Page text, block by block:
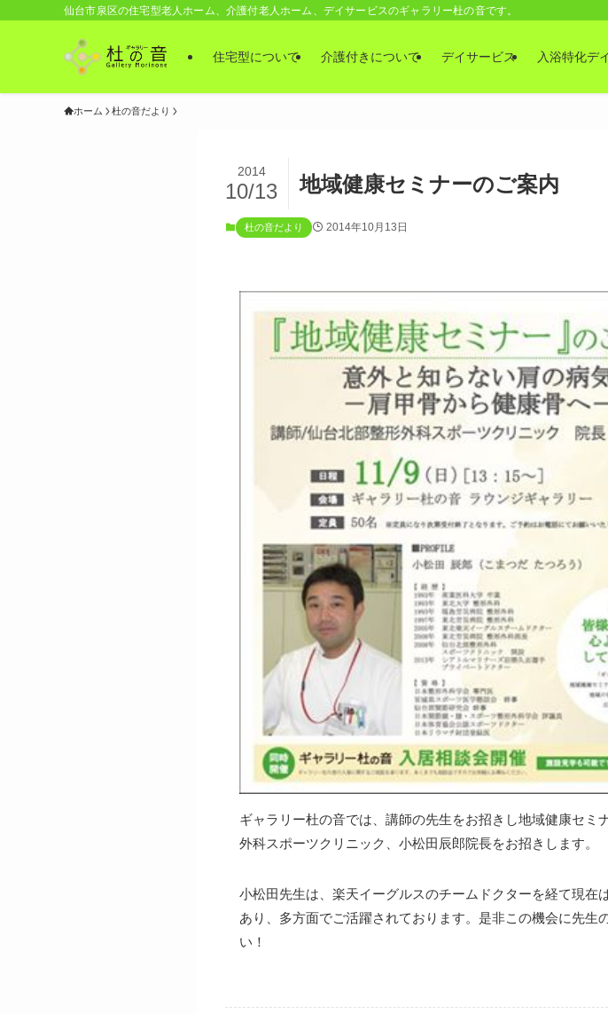
仙台市泉区の住宅型老人ホーム、介護付老人ホーム、デイサービスのギャラリー杜の音です。
住宅型について 介護付きについて デイサービス 入浴特化デ
ホーム 杜の音だより
地域健康セミナーのご案内
2014
10/13
杜の音だより 2014年10月13日
ギャラリー杜の音では、講師の先生をお招きし地域健康セ
外科スポーツクリニック、小松田辰郎院長をお招きします。
小松田先生は、楽天イーグルスのチームドクターを経て現
あり、多方面でご活躍されております。是非この機会に先生
い！